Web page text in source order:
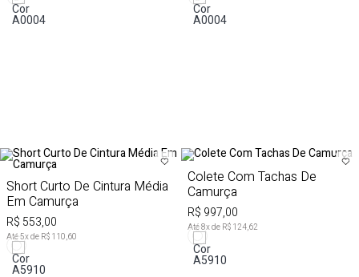
Short Curto De Cintura Média
Em Camurça
R$ 553,00
Até5x de R$ 110,60
Colete Com Tachas De
Camurça
R$ 997,00
Até8x de R$ 124,62